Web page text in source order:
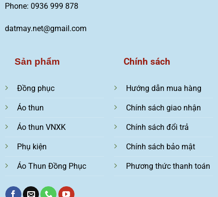
Phone: 0936 999 878
datmay.net@gmail.com
Sản phẩm
Đồng phục
Áo thun
Áo thun VNXK
Phụ kiện
Áo Thun Đồng Phục
Chính sách
Hướng dẫn mua hàng
Chính sách giao nhận
Chính sách đổi trả
Chính sách bảo mật
Phương thức thanh toán